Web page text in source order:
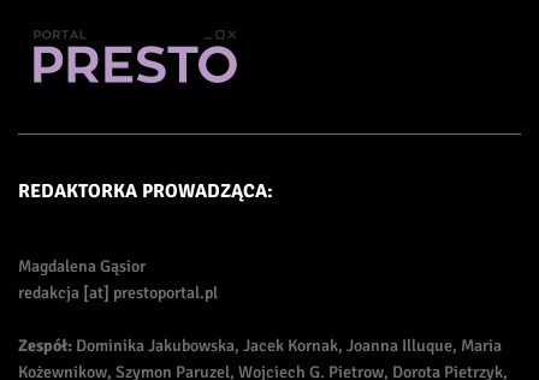
REDAKTORKA PROWADZĄCA:
Magdalena Gąsior
redakcja [at] prestoportal.pl
Zespół: Dominika Jakubowska, Jacek Kornak, Joanna Illuque, Maria
Kożewnikow, Szymon Paruzel, Wojciech G. Pietrow, Dorota Pietrzyk,